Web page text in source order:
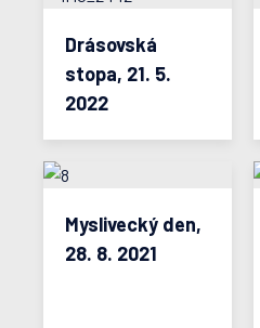
Drásovská
stopa, 21. 5.
2022
Myslivecký den,
28. 8. 2021